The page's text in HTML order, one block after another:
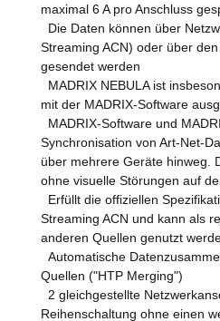
maximal 6 A pro Anschluss
Die Daten können über
Streaming ACN) oder über
gesendet werden
MADRIX NEBULA ist
mit der MADRIX-Software
MADRIX-Software und
Synchronisation von Art-Net-
über mehrere Geräte hinweg.
ohne visuelle Störungen auf
Erfüllt die offiziellen
Streaming ACN und kann als
anderen Quellen genutzt
Automatische
Quellen ("HTP Merging")
2 gleichgestellte
Reihenschaltung ohne einen